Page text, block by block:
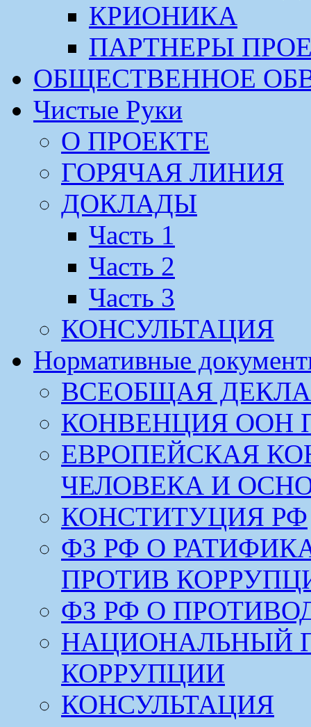
КРИОНИКА
ПАРТНЕРЫ
ОБЩЕСТВЕННОЕ
Чистые Руки
О ПРОЕКТЕ
ГОРЯЧАЯ ЛИНИЯ
ДОКЛАДЫ
Часть 1
Часть 2
Часть 3
КОНСУЛЬТАЦИЯ
Нормативные
ВСЕОБЩАЯ
КОНВЕНЦИЯ ООН
ЕВРОПЕЙСКАЯ
ЧЕЛОВЕКА И
КОНСТИТУЦИЯ РФ
ФЗ РФ О
ПРОТИВ
ФЗ РФ О
НАЦИОНАЛЬНЫЙ
КОРРУПЦИИ
КОНСУЛЬТАЦИЯ